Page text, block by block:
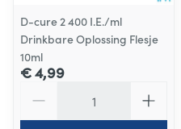
D-cure 2 400 I.E./ml
Drinkbare Oplossing Flesje
10ml
€ 4,99